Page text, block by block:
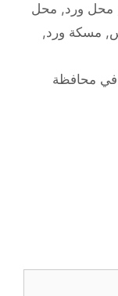
محل ورد, محل
, مسكة ورد,
محافظة